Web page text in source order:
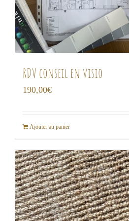
RDV conseil en visio
190,00€
Ajouter au panier